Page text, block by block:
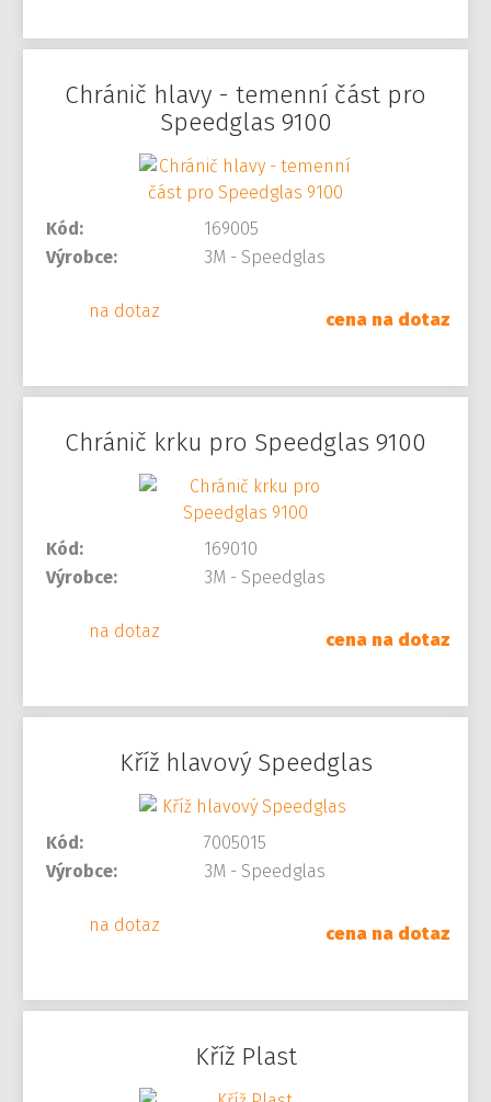
Chránič hlavy - temenní část pro
Speedglas 9100
Kód:
169005
Výrobce:
3M - Speedglas
na dotaz cena na dotaz
Chránič krku pro Speedglas 9100
Kód:
169010
Výrobce:
3M - Speedglas
na dotaz cena na dotaz
Kříž hlavový Speedglas
Kód:
7005015
Výrobce:
3M - Speedglas
na dotaz cena na dotaz
Kříž Plast